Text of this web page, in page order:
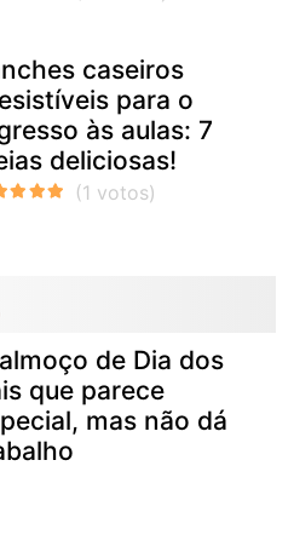
caseiros
para o
às aulas: 7
deliciosas!
de Dia dos
que parece
mas não dá